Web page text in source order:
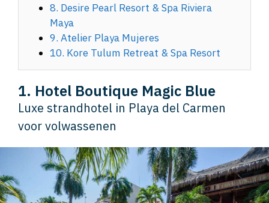
8. Desire Pearl Resort & Spa Riviera
Maya
9. Atelier Playa Mujeres
10. Kore Tulum Retreat & Spa Resort
1. Hotel Boutique Magic Blue
Luxe strandhotel in Playa del Carmen
voor volwassenen